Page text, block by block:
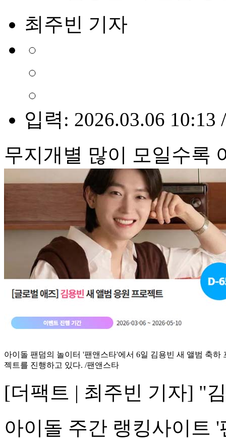
최주빈 기자
입력: 2026.03.06 10:13
무지개별 많이 모일수록
아이돌 팬덤의 놀이터 '팬앤스타'에서 6일 김용빈 새 앨범 축하
젝트를 진행하고 있다. /팬앤스타
[더팩트 | 최주빈 기자] "
아이돌 주간 랭킹사이트